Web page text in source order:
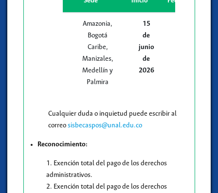
Amazonia,
Bogotá
Caribe,
Manizales,
Medellín y
Palmira
15
de
junio
de
2026
Cualquier duda o inquietud puede escribir al
correo sisbecaspos@unal.edu.co
Reconocimiento:
1. Exención total del pago de los derechos
administrativos.
2. Exención total del pago de los derechos